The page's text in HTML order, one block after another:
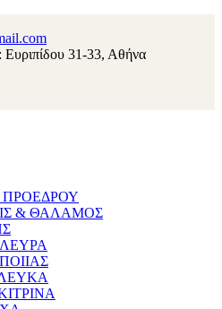
31-33, Αθήνα
& ΘΑΛΑΜΟΣ